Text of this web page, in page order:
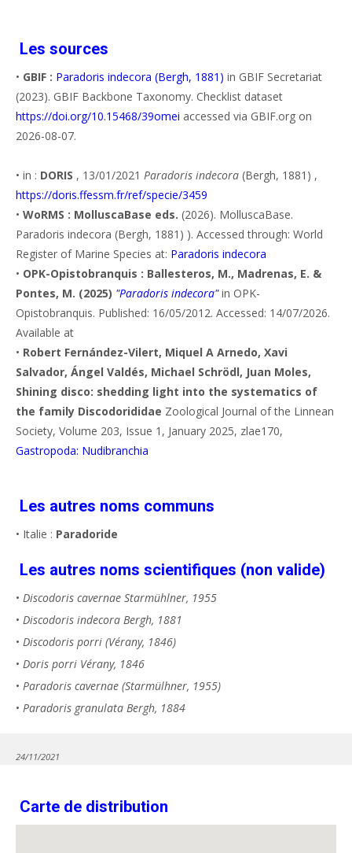
Les sources
• GBIF : Paradoris indecora (Bergh, 1881) in GBIF Secretariat
(2023). GBIF Backbone Taxonomy. Checklist dataset
https://doi.org/10.15468/39omei accessed via GBIF.org on
2026-08-07.
• in : DORIS , 13/01/2021 Paradoris indecora (Bergh, 1881) ,
https://doris.ffessm.fr/ref/specie/3459
• WoRMS : MolluscaBase eds. (2026). MolluscaBase.
Paradoris indecora (Bergh, 1881) ). Accessed through: World
Register of Marine Species at: Paradoris indecora
• OPK-Opistobranquis : Ballesteros, M., Madrenas, E. &
Pontes, M. (2025) "Paradoris indecora"in OPK-
Opistobranquis. Published: 16/05/2012. Accessed: 14/07/2026.
Available at
• Robert Fernández-Vilert, Miquel A Arnedo, Xavi
Salvador, Ángel Valdés, Michael Schrödl, Juan Moles,
Shining disco: shedding light into the systematics of
the family Discodorididae Zoological Journal of the Linnean
Society, Volume 203, Issue 1, January 2025, zlae170,
Gastropoda: Nudibranchia
Les autres noms communs
• Italie : Paradoride
Les autres noms scientifiques (non valide)
• Discodoris cavernae Starmühlner, 1955
• Discodoris indecora Bergh, 1881
• Discodoris porri (Vérany, 1846)
• Doris porri Vérany, 1846
• Paradoris cavernae (Starmülhner, 1955)
• Paradoris granulata Bergh, 1884
24/11/2021
Carte de distribution